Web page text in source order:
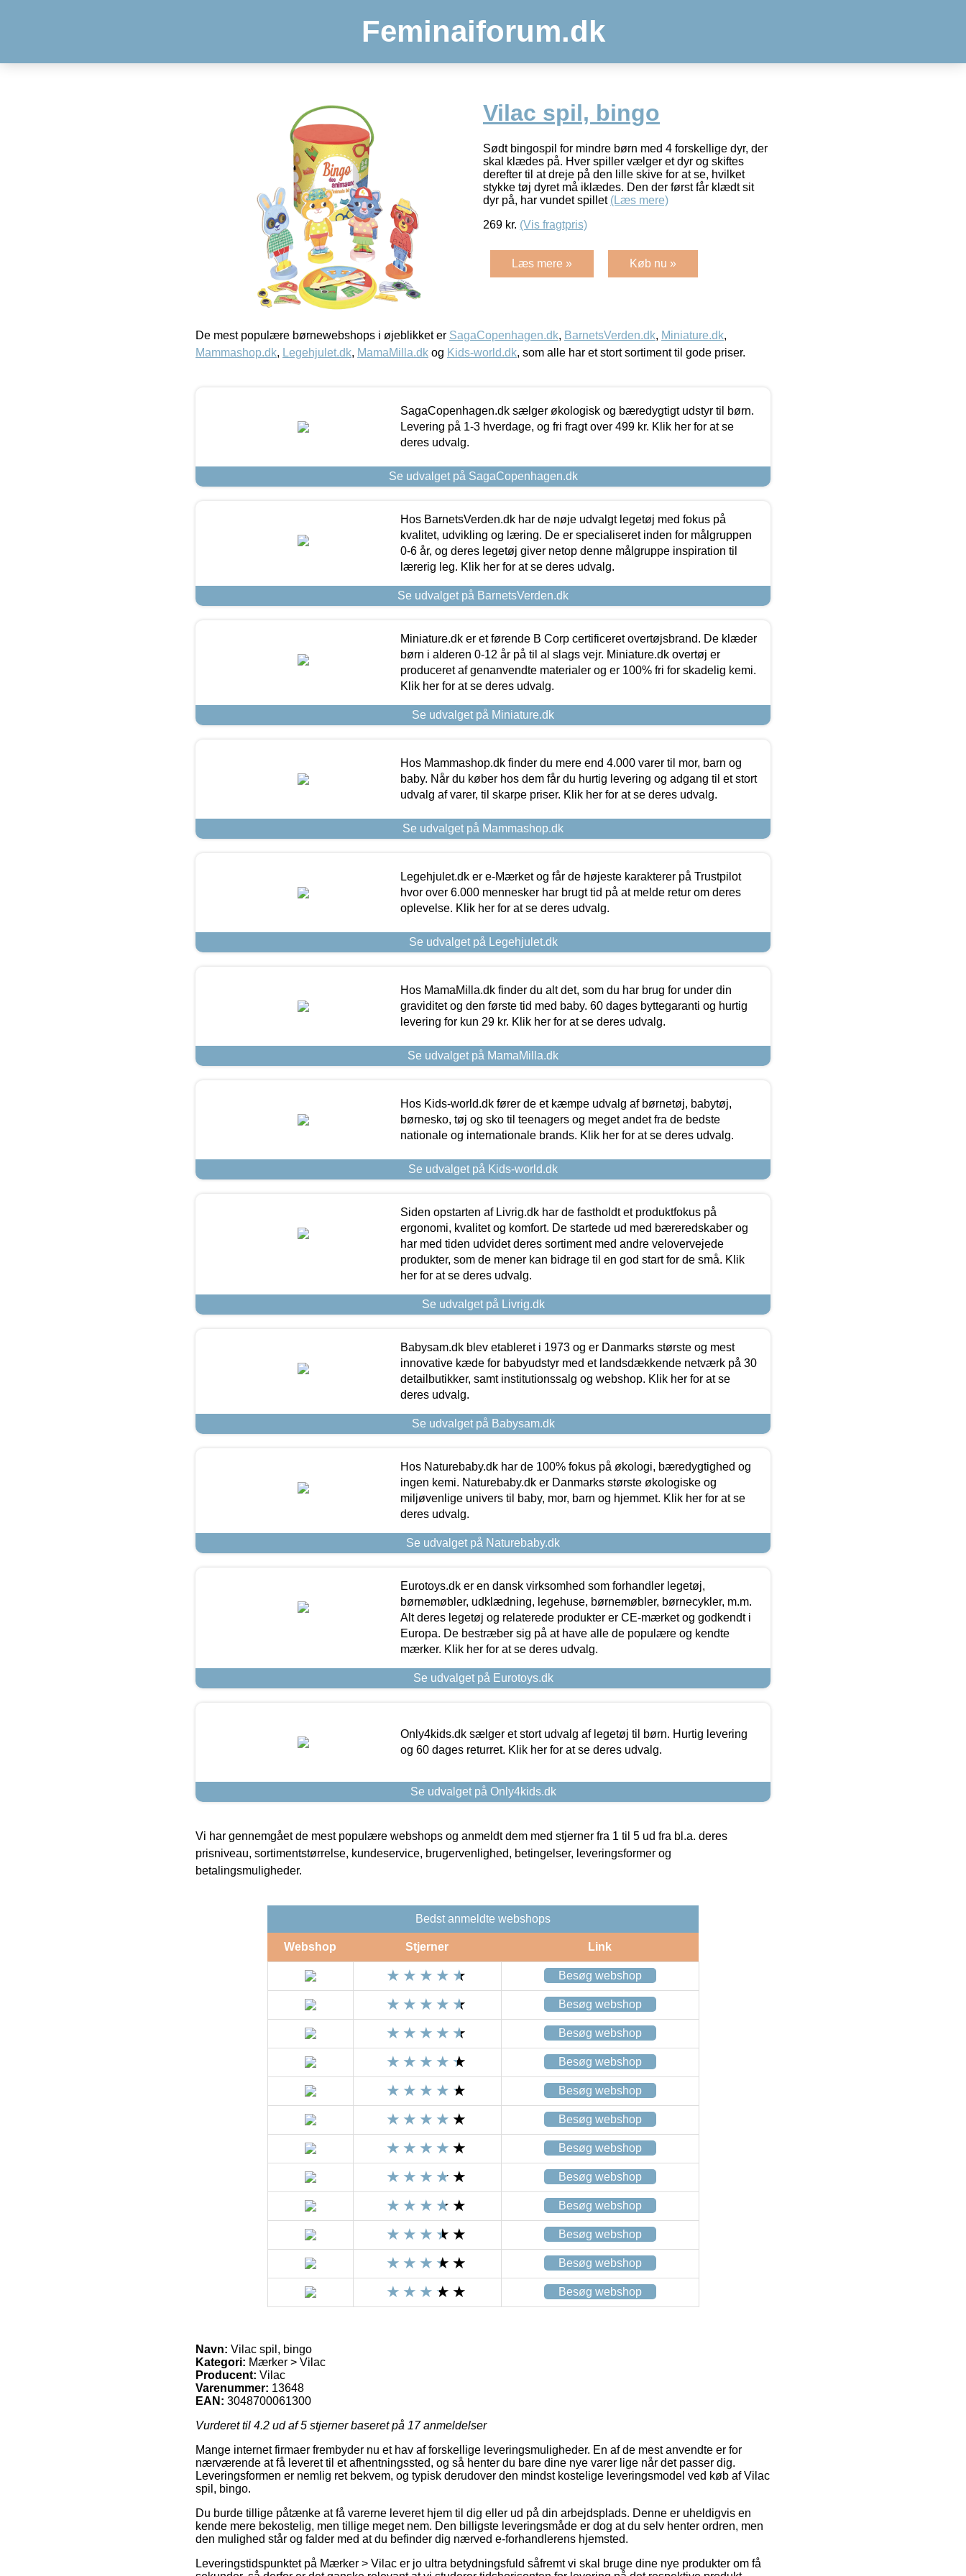
Feminaiforum.dk
Vilac spil, bingo
Sødt bingospil for mindre børn med 4 forskellige dyr, der
skal klædes på. Hver spiller vælger et dyr og skiftes
derefter til at dreje på den lille skive for at se, hvilket
stykke tøj dyret må iklædes. Den der først får klædt sit
dyr på, har vundet spillet (Læs mere)
269 kr. (Vis fragtpris)
Læs mere » Køb nu »
De mest populære børnewebshops i øjeblikket er SagaCopenhagen.dk, BarnetsVerden.dk, Miniature.dk,
Mammashop.dk, Legehjulet.dk, MamaMilla.dk og Kids-world.dk, som alle har et stort sortiment til gode priser.
SagaCopenhagen.dk sælger økologisk og bæredygtigt udstyr til børn.
Levering på 1-3 hverdage, og fri fragt over 499 kr. Klik her for at se
deres udvalg.
Se udvalget på SagaCopenhagen.dk
Hos BarnetsVerden.dk har de nøje udvalgt legetøj med fokus på
kvalitet, udvikling og læring. De er specialiseret inden for målgruppen
0-6 år, og deres legetøj giver netop denne målgruppe inspiration til
lærerig leg. Klik her for at se deres udvalg.
Se udvalget på BarnetsVerden.dk
Miniature.dk er et førende B Corp certificeret overtøjsbrand. De klæder
børn i alderen 0-12 år på til al slags vejr. Miniature.dk overtøj er
produceret af genanvendte materialer og er 100% fri for skadelig kemi.
Klik her for at se deres udvalg.
Se udvalget på Miniature.dk
Hos Mammashop.dk finder du mere end 4.000 varer til mor, barn og
baby. Når du køber hos dem får du hurtig levering og adgang til et stort
udvalg af varer, til skarpe priser. Klik her for at se deres udvalg.
Se udvalget på Mammashop.dk
Legehjulet.dk er e-Mærket og får de højeste karakterer på Trustpilot
hvor over 6.000 mennesker har brugt tid på at melde retur om deres
oplevelse. Klik her for at se deres udvalg.
Se udvalget på Legehjulet.dk
Hos MamaMilla.dk finder du alt det, som du har brug for under din
graviditet og den første tid med baby. 60 dages byttegaranti og hurtig
levering for kun 29 kr. Klik her for at se deres udvalg.
Se udvalget på MamaMilla.dk
Hos Kids-world.dk fører de et kæmpe udvalg af børnetøj, babytøj,
børnesko, tøj og sko til teenagers og meget andet fra de bedste
nationale og internationale brands. Klik her for at se deres udvalg.
Se udvalget på Kids-world.dk
Siden opstarten af Livrig.dk har de fastholdt et produktfokus på
ergonomi, kvalitet og komfort. De startede ud med bæreredskaber og
har med tiden udvidet deres sortiment med andre velovervejede
produkter, som de mener kan bidrage til en god start for de små. Klik
her for at se deres udvalg.
Se udvalget på Livrig.dk
Babysam.dk blev etableret i 1973 og er Danmarks største og mest
innovative kæde for babyudstyr med et landsdækkende netværk på 30
detailbutikker, samt institutionssalg og webshop. Klik her for at se
deres udvalg.
Se udvalget på Babysam.dk
Hos Naturebaby.dk har de 100% fokus på økologi, bæredygtighed og
ingen kemi. Naturebaby.dk er Danmarks største økologiske og
miljøvenlige univers til baby, mor, barn og hjemmet. Klik her for at se
deres udvalg.
Se udvalget på Naturebaby.dk
Eurotoys.dk er en dansk virksomhed som forhandler legetøj,
børnemøbler, udklædning, legehuse, børnemøbler, børnecykler, m.m.
Alt deres legetøj og relaterede produkter er CE-mærket og godkendt i
Europa. De bestræber sig på at have alle de populære og kendte
mærker. Klik her for at se deres udvalg.
Se udvalget på Eurotoys.dk
Only4kids.dk sælger et stort udvalg af legetøj til børn. Hurtig levering
og 60 dages returret. Klik her for at se deres udvalg.
Se udvalget på Only4kids.dk
Vi har gennemgået de mest populære webshops og anmeldt dem med stjerner fra 1 til 5 ud fra bl.a. deres
prisniveau, sortimentstørrelse, kundeservice, brugervenlighed, betingelser, leveringsformer og
betalingsmuligheder.
Bedst anmeldte webshops
Webshop Stjerner Link
Besøg webshop
Besøg webshop
Besøg webshop
Besøg webshop
Besøg webshop
Besøg webshop
Besøg webshop
Besøg webshop
Besøg webshop
Besøg webshop
Besøg webshop
Besøg webshop
Navn: Vilac spil, bingo
Kategori: Mærker > Vilac
Producent: Vilac
Varenummer: 13648
EAN: 3048700061300
Vurderet til 4.2 ud af 5 stjerner baseret på 17anmeldelser
Mange internet firmaer frembyder nu et hav af forskellige leveringsmuligheder. En af de mest anvendte er for
nærværende at få leveret til et afhentningssted, og så henter du bare dine nye varer lige når det passer dig.
Leveringsformen er nemlig ret bekvem, og typisk derudover den mindst kostelige leveringsmodel ved køb af Vilac
spil, bingo.
Du burde tillige påtænke at få varerne leveret hjem til dig eller ud på din arbejdsplads. Denne er uheldigvis en
kende mere bekostelig, men tillige meget nem. Den billigste leveringsmåde er dog at du selv henter ordren, men
den mulighed står og falder med at du befinder dig nærved e-forhandlerens hjemsted.
Leveringstidspunktet på Mærker > Vilac er jo ultra betydningsfuld såfremt vi skal bruge dine nye produkter om få